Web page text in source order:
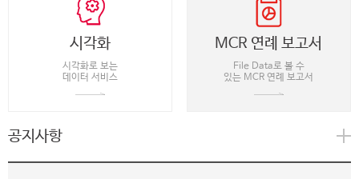
시각화
시각화로 보는
데이터 서비스
MCR 연례 보고서
File Data로 볼 수
있는 MCR 연례 보고서
공지사항